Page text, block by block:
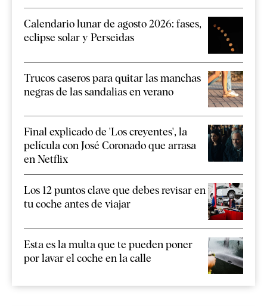
Calendario lunar de agosto 2026: fases,
eclipse solar y Perseidas
Trucos caseros para quitar las manchas
negras de las sandalias en verano
Final explicado de 'Los creyentes', la
película con José Coronado que arrasa
en Netflix
Los 12 puntos clave que debes revisar en
tu coche antes de viajar
Esta es la multa que te pueden poner
por lavar el coche en la calle